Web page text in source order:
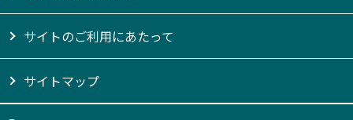
サイトのご利用にあたって
サイトマップ